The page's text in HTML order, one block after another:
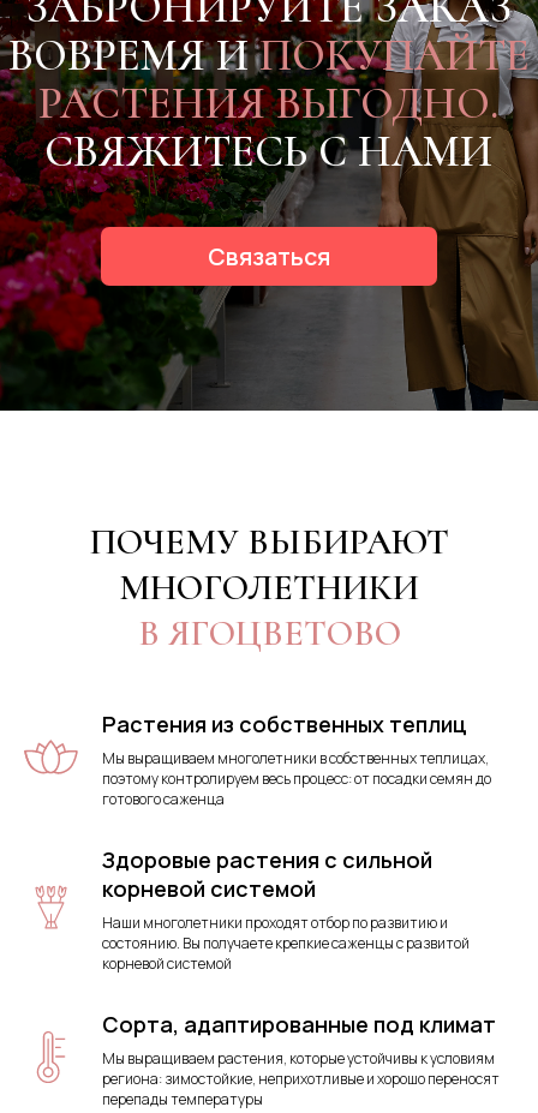
ПОЧЕМУ ВЫБИРАЮТ
МНОГОЛЕТНИКИ
В ЯГОЦВЕТОВО
Растения из собственных теплиц
Мы выращиваем многолетники в собственных теплицах,
поэтому контролируем весь процесс: от посадки семян до
готового саженца
Здоровые растения с сильной
корневой системой
Наши многолетники проходят отбор по развитию и
состоянию. Вы получаете крепкие саженцы с развитой
корневой системой
Сорта, адаптированные под климат
Мы выращиваем растения, которые устойчивы к условиям
региона: зимостойкие, неприхотливые и хорошо переносят
перепады температуры